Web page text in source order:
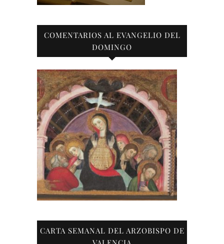
COMENTARIOS AL EVANGELIO DEL
DOMINGO
CARTA SEMANAL DEL ARZOBISPO DE